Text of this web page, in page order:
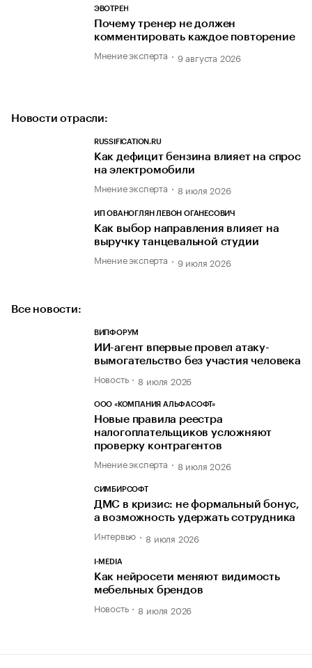
ЭВОТРЕН
Почему тренер не должен
комментировать каждое повторение
Мнение эксперта 9 августа 2026
Новости отрасли:
RUSSIFICATION.RU
Как дефицит бензина влияет на спрос
на электромобили
Мнение эксперта 8 июля 2026
ИП ОВАНОГЛЯН ЛЕВОН ОГАНЕСОВИЧ
Как выбор направления влияет на
выручку танцевальной студии
Мнение эксперта 9 июля 2026
Все новости:
ВИПФОРУМ
ИИ-агент впервые провел атаку-
вымогательство без участия человека
Новость 8 июля 2026
ООО «КОМПАНИЯ АЛЬФАСОФТ»
Новые правила реестра
налогоплательщиков усложняют
проверку контрагентов
Мнение эксперта 8 июля 2026
СИМБИРСОФТ
ДМС в кризис: не формальный бонус,
а возможность удержать сотрудника
Интервью 8 июля 2026
I-MEDIA
Как нейросети меняют видимость
мебельных брендов
Новость 8 июля 2026